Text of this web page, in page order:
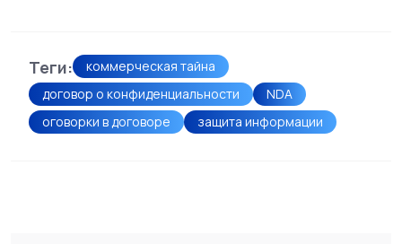
Теги:
коммерческая тайна
договор о конфиденциальности
NDA
оговорки в договоре
защита информации